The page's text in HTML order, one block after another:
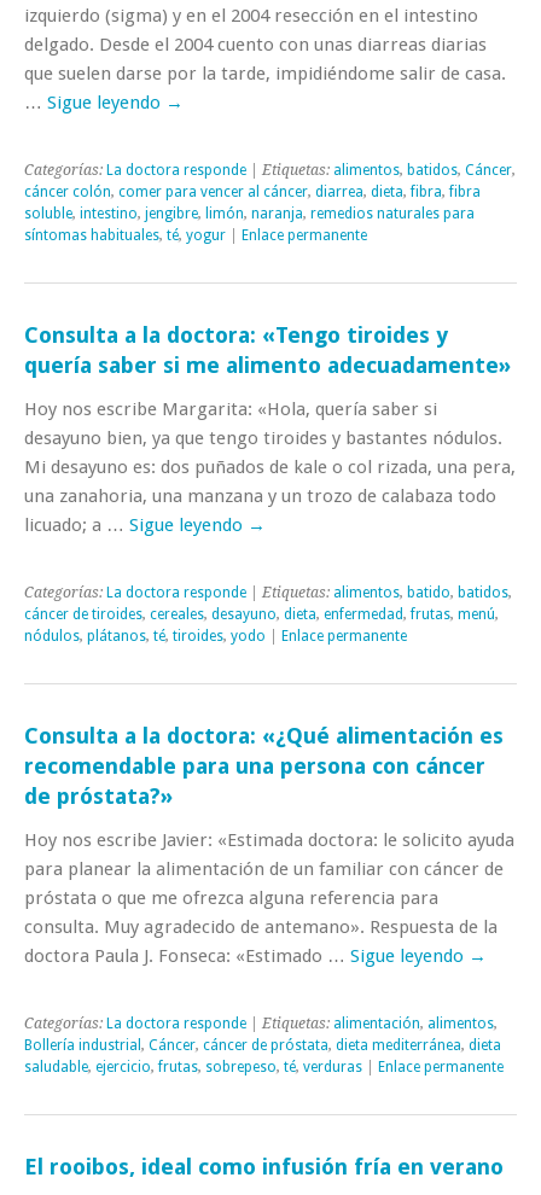
izquierdo (sigma) y en el 2004 resección en el intestino
delgado. Desde el 2004 cuento con unas diarreas diarias
que suelen darse por la tarde, impidiéndome salir de casa.
… Sigue leyendo →
Categorías: La doctora responde | Etiquetas: alimentos, batidos, Cáncer,
cáncer colón, comer para vencer al cáncer, diarrea, dieta,fibra,fibra
soluble, intestino, jengibre, limón, naranja, remedios naturales para
síntomas habituales, té, yogur Enlace permanente
Consulta a la doctora: «Tengo tiroides y
quería saber si me alimento adecuadamente»
Hoy nos escribe Margarita: «Hola, quería saber si
desayuno bien, ya que tengo tiroides y bastantes nódulos.
Mi desayuno es: dos puñados de kale o col rizada, una pera,
una zanahoria, una manzana y un trozo de calabaza todo
licuado; a … Sigue leyendo →
Categorías: La doctora responde | Etiquetas: alimentos, batido, batidos,
cáncer de tiroides, cereales, desayuno, dieta, enfermedad,frutas, menú,
nódulos, plátanos, té, tiroides, yodo Enlace permanente
Consulta a la doctora: «¿Qué alimentación es
recomendable para una persona con cáncer
de próstata?»
Hoy nos escribe Javier: «Estimada doctora: le solicito ayuda
para planear la alimentación de un familiar con cáncer de
próstata o que me ofrezca alguna referencia para
consulta. Muy agradecido de antemano». Respuesta de la
doctora Paula J. Fonseca: «Estimado … Sigue leyendo →
Categorías: La doctora responde | Etiquetas: alimentación, alimentos,
Bollería industrial , Cáncer, cáncer de próstata, dieta mediterránea, dieta
saludable, ejercicio,frutas, sobrepeso, té, verduras Enlace permanente
El rooibos, ideal como infusión fría en verano